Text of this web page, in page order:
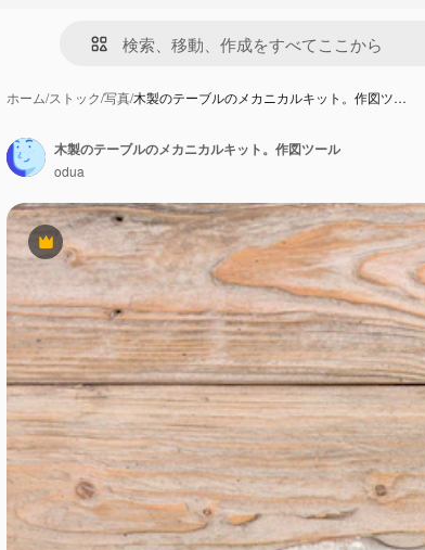
ホーム/ストック/写真/木製のテーブルのメカニカルキット。作図ツ…
Premium
木製のテーブルのメカニカルキット。作図ツール
odua